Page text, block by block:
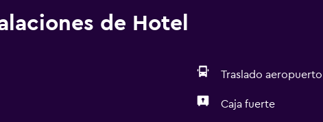
de Hotel
Traslado aeropuerto
Caja fuerte